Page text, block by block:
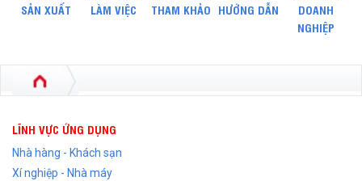
SẢN XUẤT
LÀM VIỆC
THAM KHẢO HƯỚNG DẪN
DOANH
NGHIỆP
LĨNH VỰC ỨNG DỤNG
Nhà hàng - Khách sạn
Xí nghiệp - Nhà máy